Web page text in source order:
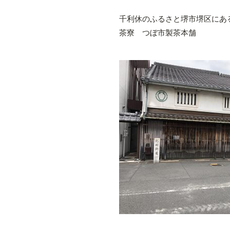
千利休のふるさと堺市堺区にあ
茶寮 つぼ市製茶本舗